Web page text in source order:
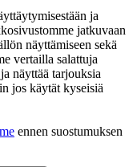
ja
jatkuvaan
näyttämiseen sekä
vertailla salattuja
näyttää tarjouksia
jos käytät kyseisiä
ennen suostumuksen